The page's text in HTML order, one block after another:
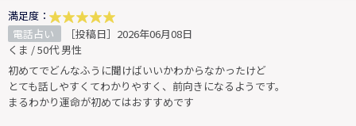
満足度：
電話占い
［投稿日］2026年06月08日
くま / 50代 男性
初めてでどんなふうに聞けばいいかわからなかったけど
とても話しやすくてわかりやすく、前向きになるようです。
まるわかり運命が初めてはおすすめです